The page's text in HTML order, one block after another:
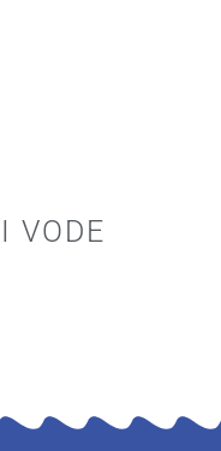
VODE